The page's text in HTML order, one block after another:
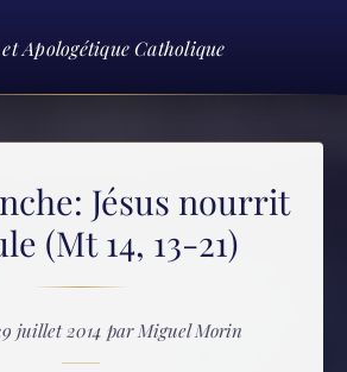
Apologétique Catholique
Jésus nourrit
(Mt 14, 13-21)
juillet 2014 par Miguel Morin